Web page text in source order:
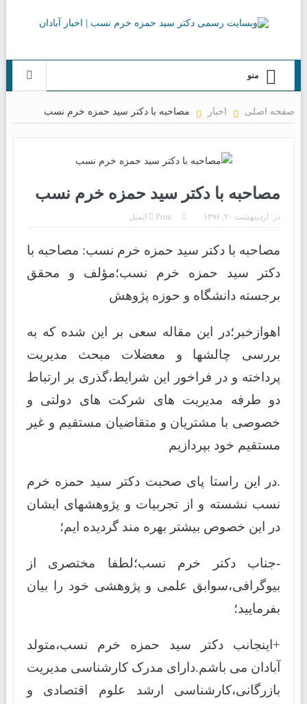
منو
صفحه اصلی اخبار مصاحبه با دکتر سید حمزه خرم نسب
مصاحبه با دکتر سید حمزه خرم نسب
در: اردیبهشت ۲۰, ۱۳۹۶ Print ایمیل
مصاحبه با دکتر سید حمزه خرم نسب: مصاحبه با
دکتر سید حمزه خرم نسب؛مؤلف و محقق
برجسته دانشگاه و حوزه پژوهش
اهوازخبر؛در این مقاله سعی بر این شده که به
بررسی چالشها و معضلات مبحث مدیریت
پرداخته و در فراخور این شرایط،گذری بر ارتباط
دو طرفه مدیریت های شرکت های دولتی و
خصوصی با مشتریان و متقاضیان مستقیم و غیر
مستقیم خود بپردازیم
.در این راستا پای صحبت دکتر سید حمزه خرم
نسب نشسته و از تجربیات و پژوهشهای ایشان
در این خصوص بیشتر بهره مند گردیده ایم؛
-جناب دکتر خرم نسب؛لطفا مختصری از
بیوگرافی،سوابق علمی و پژوهشی خود را بیان
بفرمایید؛
+اینجانب دکتر سید حمزه خرم نسب،متولد
آبادان می باشم.دارای مدرک کارشناسی مدیریت
بازرگانی،کارشناسی ارشد علوم اقتصادی و